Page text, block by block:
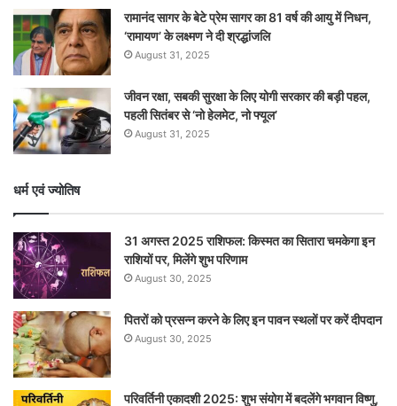
रामानंद सागर के बेटे प्रेम सागर का 81 वर्ष की आयु में निधन,
‘रामायण’ के लक्ष्मण ने दी श्रद्धांजलि
August 31, 2025
जीवन रक्षा, सबकी सुरक्षा के लिए योगी सरकार की बड़ी पहल,
पहली सितंबर से ‘नो हेलमेट, नो फ्यूल’
August 31, 2025
धर्म एवं ज्योतिष
31 अगस्त 2025 राशिफल: किस्मत का सितारा चमकेगा इन
राशियों पर, मिलेंगे शुभ परिणाम
August 30, 2025
पितरों को प्रसन्न करने के लिए इन पावन स्थलों पर करें दीपदान
August 30, 2025
परिवर्तिनी एकादशी 2025: शुभ संयोग में बदलेंगे भगवान विष्णु,